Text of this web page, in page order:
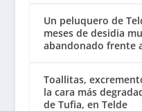
Un peluquero de
meses de desidia
abandonado frente
Toallitas,
la cara más
de Tufia, en Telde